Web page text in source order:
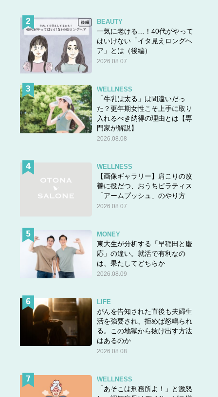
BEAUTY
一気に老ける…！40代がやって
はいけない「イタ見えロングヘ
ア」とは（後編）
2026.08.07
WELLNESS
「牛乳は太る」は間違いだっ
た？更年期女性こそ上手に取り
入れるべき納得の理由とは【専
門家が解説】
2026.08.08
WELLNESS
【画像ギャラリー】肩こりの改
善に役だつ、おうちピラティス
「アームプッシュ」のやり方
2026.08.07
MONEY
東大生が分析する「早稲田と慶
応」の違い。就活で有利なの
は、果たしてどちらか
2026.08.09
LIFE
がんを告知された直後も夫婦生
活を強要され、拒めば怒鳴られ
る。この地獄から抜け出す方法
はあるのか
2026.08.08
WELLNESS
「あそこは刑務所よ！」と激怒